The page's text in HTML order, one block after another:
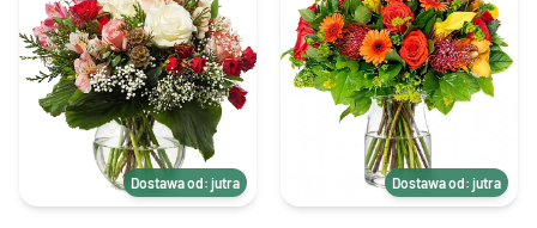
Dostawa od: jutra Dostawa od: jutra